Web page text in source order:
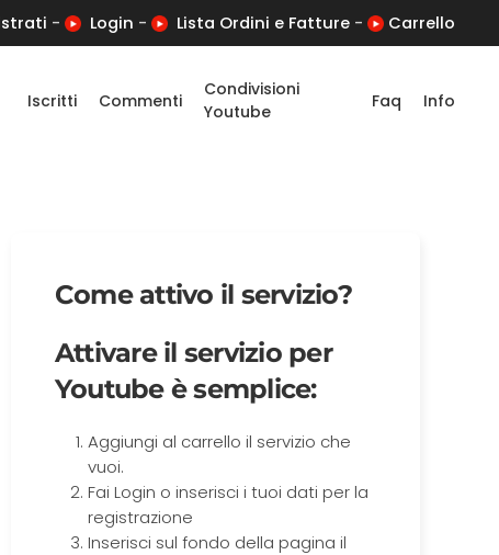
- Login - Lista Ordini e Fatture - Carrello
Iscritti Commenti
Condivisioni
Youtube
Faq Info
Come attivo il servizio?
Attivare il servizio per
Youtube è semplice:
Aggiungi al carrello il servizio che
vuoi.
Fai Login o inserisci i tuoi dati per la
registrazione
Inserisci sul fondo della pagina il